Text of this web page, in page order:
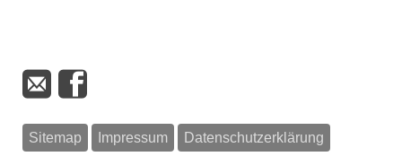
Sitemap Impressum Datenschutzerklärung